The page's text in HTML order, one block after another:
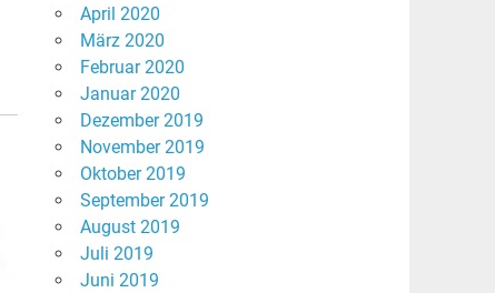
April 2020
März 2020
Februar 2020
Januar 2020
Dezember 2019
November 2019
Oktober 2019
September 2019
August 2019
Juli 2019
Juni 2019